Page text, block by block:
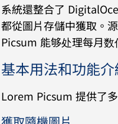
系統還整合了
都從圖片存儲中獲取。
Picsum 能够处理每月
基本用法和功能介
Lorem Picsum 提供了